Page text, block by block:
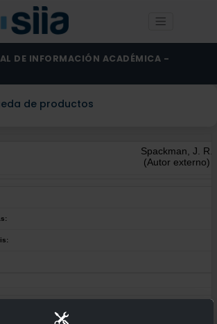
DE INFORMACIÓN ACADÉMICA -
de productos
Spackman, J. R.
(Autor externo)